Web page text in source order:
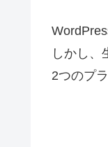
しかし、
2つのプ